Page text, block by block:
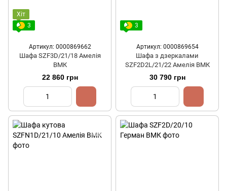
Хіт
3
Артикул: 0000869662
Шафа SZF3D/21/18 Амелія
ВМК
22 860 грн
3
Артикул: 0000869654
Шафа з дзеркалами
SZF2D2L/21/22 Амелія ВМК
30 790 грн